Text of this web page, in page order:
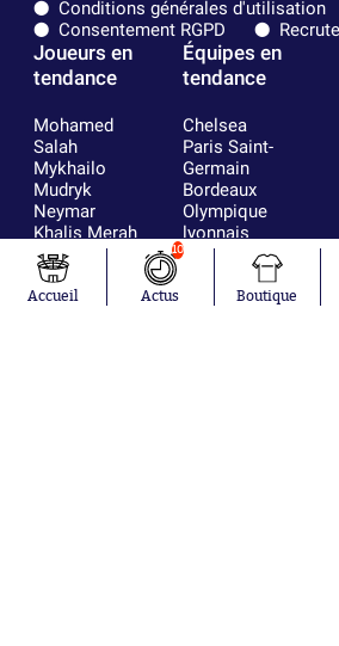
Conditions générales d'utilisation
Consentement RGPD
Joueurs en
tendance
Mohamed
Salah
Mykhailo
Mudryk
Neymar
Khalis Merah
Loïs Openda
Moussa
Niakhaté
Équipes en
tendance
Chelsea
Paris Saint-
Germain
Bordeaux
Olympique
lyonnais
FIFA
Real Madrid
RC Strasbourg
Accueil
10
Actus Boutique